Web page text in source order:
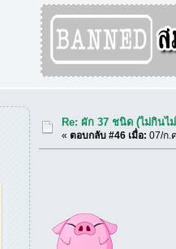
Re: ผัก 37 ชนิด (ไม่กินไ
«ตอบกลับ #46 เมื่อ: 07/ก.